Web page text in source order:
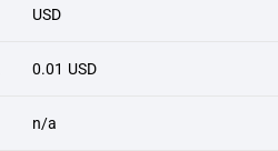
USD
0.01 USD
n/a